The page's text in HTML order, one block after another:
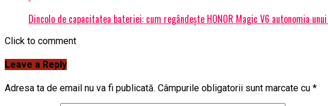
Dincolo de capacitatea bateriei: cum regândește HONOR Magic V6 autonomia
Click to comment
Leave a Reply
Adresa ta de email nu va fi publicată. Câmpurile obligatorii sunt marcate cu *